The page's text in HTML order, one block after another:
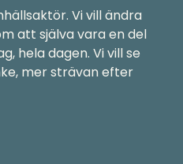
Vi vill ändra
att själva vara en del
hela dagen. Vi vill se
mer strävan efter